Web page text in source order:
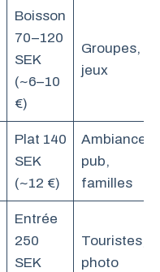
Boisson
70–120
SEK
(~6–10
€)
Groupes,
jeux
Plat 140
SEK
(~12 €)
Ambiance
pub,
familles
Entrée
250
SEK
Touristes,
photo